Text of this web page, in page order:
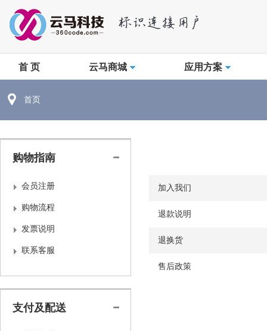
首 页 云马商城 应用方案
首页
购物指南
会员注册
购物流程
发票说明
联系客服
支付及配送
加入我们
退款说明
退换货
售后政策